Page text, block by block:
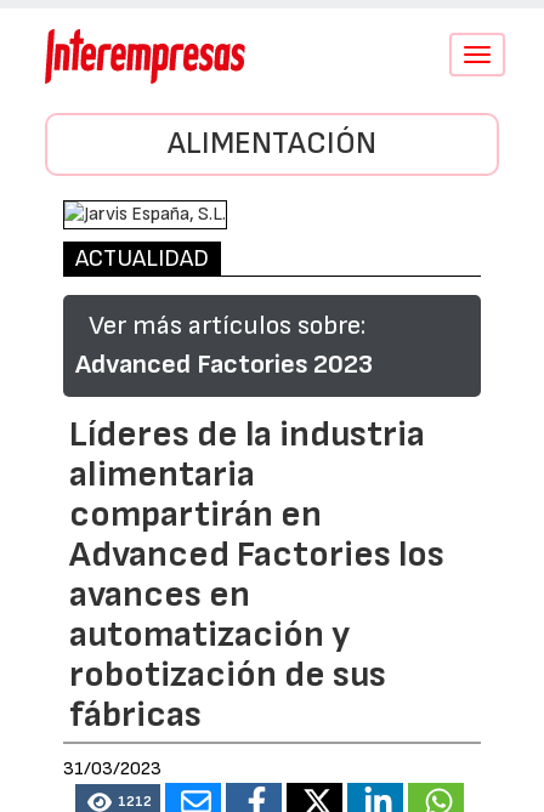
Conmutar
ALIMENTACIÓN
ACTUALIDAD
Ver más artículos sobre:
Advanced Factories 2023
Líderes de la industria
alimentaria
compartirán en
Advanced Factories los
avances en
automatización y
robotización de sus
fábricas
31/03/2023
1212